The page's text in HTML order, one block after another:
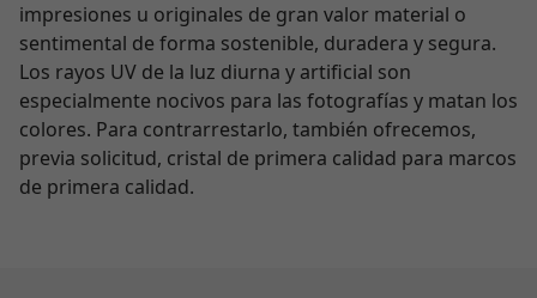
impresiones u originales de gran valor material o
sentimental de forma sostenible, duradera y segura.
Los rayos UV de la luz diurna y artificial son
especialmente nocivos para las fotografías y matan los
colores. Para contrarrestarlo, también ofrecemos,
previa solicitud, cristal de primera calidad para marcos
de primera calidad.